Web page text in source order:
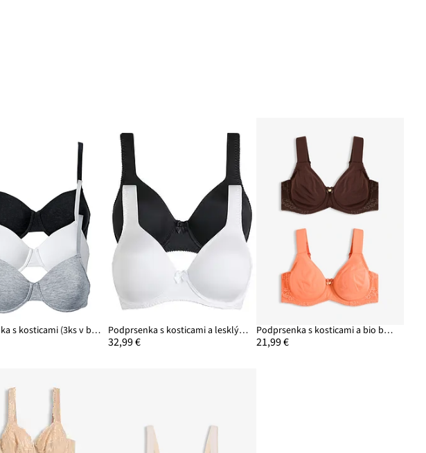
Podprsenka s kosticami (3ks v balení) bio bavlna Podprsenka s kosticami a lesklým efektom (2 ks)
32,99 €
Podprsenka s kosticami a bio bavlnou (2 ks)
21,99 €